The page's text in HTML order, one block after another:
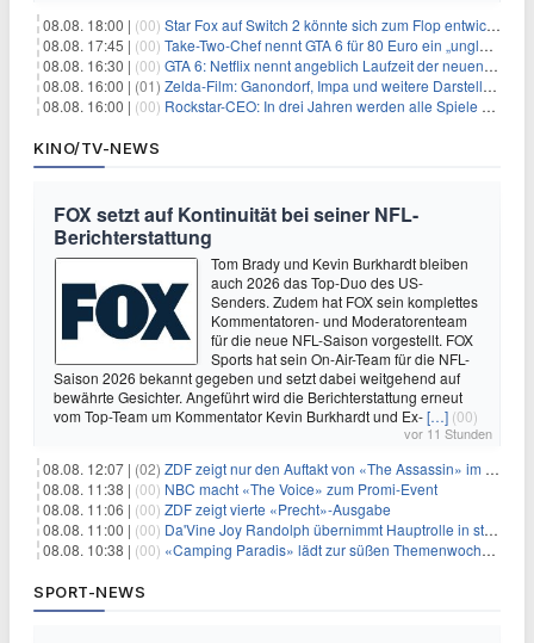
08.08. 18:00 | (00) Star Fox auf Switch 2 könnte sich zum Flop entwickeln
08.08. 17:45 | (00) Take-Two-Chef nennt GTA 6 für 80 Euro ein „unglaubliches Schnäppchen“
08.08. 16:30 | (00) GTA 6: Netflix nennt angeblich Laufzeit der neuen Gameplay-Präsentation
08.08. 16:00 | (01) Zelda-Film: Ganondorf, Impa und weitere Darsteller sollen feststehen
08.08. 16:00 | (00) Rockstar-CEO: In drei Jahren werden alle Spiele gestreamt
KINO/TV-NEWS
FOX setzt auf Kontinuität bei seiner NFL-
Berichterstattung
Tom Brady und Kevin Burkhardt bleiben
auch 2026 das Top-Duo des US-
Senders. Zudem hat FOX sein komplettes
Kommentatoren- und Moderatorenteam
für die neue NFL-Saison vorgestellt. FOX
Sports hat sein On-Air-Team für die NFL-
Saison 2026 bekannt gegeben und setzt dabei weitgehend auf
bewährte Gesichter. Angeführt wird die Berichterstattung erneut
vom Top-Team um Kommentator Kevin Burkhardt und Ex-[…] (00)
vor 11 Stunden
08.08. 12:07 | (02) ZDF zeigt nur den Auftakt von «The Assassin» im Fernsehen
08.08. 11:38 | (00) NBC macht «The Voice» zum Promi-Event
08.08. 11:06 | (00) ZDF zeigt vierte «Precht»-Ausgabe
08.08. 11:00 | (00) Da'Vine Joy Randolph übernimmt Hauptrolle in starbesetzter schwarzer Komödie
08.08. 10:38 | (00) «Camping Paradis» lädt zur süßen Themenwoche ein
SPORT-NEWS